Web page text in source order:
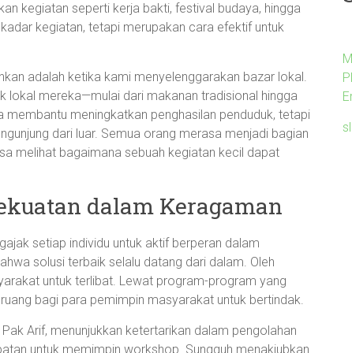
kegiatan seperti kerja bakti, festival budaya, hingga
kegiatan, tetapi merupakan cara efektif untuk
adalah ketika kami menyelenggarakan bazar lokal.
lokal mereka—mulai dari makanan tradisional hingga
membantu meningkatkan penghasilan penduduk, tetapi
dari luar. Semua orang merasa menjadi bagian
melihat bagaimana sebuah kegiatan kecil dapat
dalam Keragaman
setiap individu untuk aktif berperan dalam
solusi terbaik selalu datang dari dalam. Oleh
untuk terlibat. Lewat program-program yang
bagi para pemimpin masyarakat untuk bertindak.
Arif, menunjukkan ketertarikan dalam pengolahan
untuk memimpin workshop. Sungguh menakjubkan